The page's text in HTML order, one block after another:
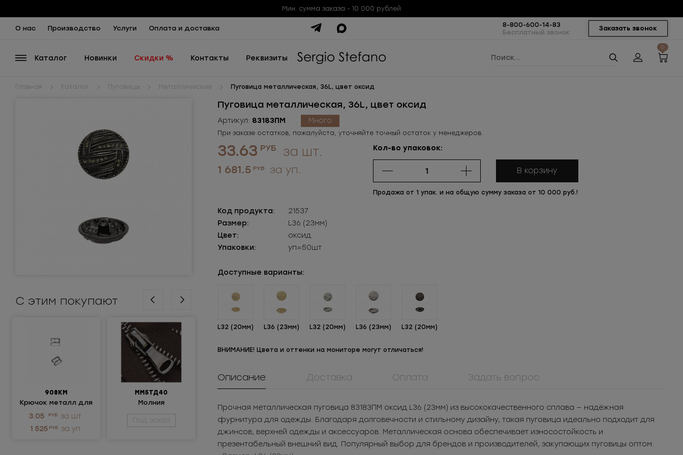
Мин. сумма заказа - 10 000 рублей
О нас Производство Услуги Оплата и доставка Заказать звонок
8-800-600-14-83
Бесплатный звонок
Каталог Новинки Скидки % Контакты Реквизиты
0
Главная Каталог Пуговицы Металлические Пуговица металлическая, 36L, цвет оксид
С этим покупают
908КМ
Крючок металл для
нижнего белья
3.05 РУБ за шт.
1 525 РУБ за уп.
ММ5ТД40
Молния
металлическая
разъемная 5Т
Под заказ
пластиковая
13.02
за шт.
1 874.88
за уп.
нижнего белья
3.05
за шт.
1 525
за уп.
Молния
металлическая
разъемная 5Т
Под заказ 13.02
за шт.
1 874.88
за уп.
Пуговица металлическая, 36L, цвет оксид
Артикул: 83183ПМ Много
При заказе остатков, пожалуйста, уточняйте точный остаток у менеджеров.
33.63 РУБ за шт.
1 681.5 РУБ за уп.
Кол-во упаковок:
В корзину
Продажа от 1 упак. и на общую сумму заказа от 10 000 руб.!
Код продукта:
21537
Размер:
L36 (23мм)
Цвет:
оксид
Упаковки:
уп=50шт
Доступные варианты:
L32 (20мм) L36 (23мм) L32 (20мм) L36 (23мм) L32 (20мм)
ВНИМАНИЕ! Цвета и оттенки на мониторе могут отличаться!
Описание Доставка Оплата Задать вопрос
Прочная металлическая пуговица 83183ПМ оксид L36 (23мм) из высококачественного сплава — надёжная
фурнитура для одежды. Благодаря долговечности и стильному дизайну, такая пуговица идеально подходит для
джинсов, верхней одежды и аксессуаров. Металлическая основа обеспечивает износостойкость и
презентабельный внешний вид. Популярный выбор для брендов и производителей, закупающих пуговицы оптом.